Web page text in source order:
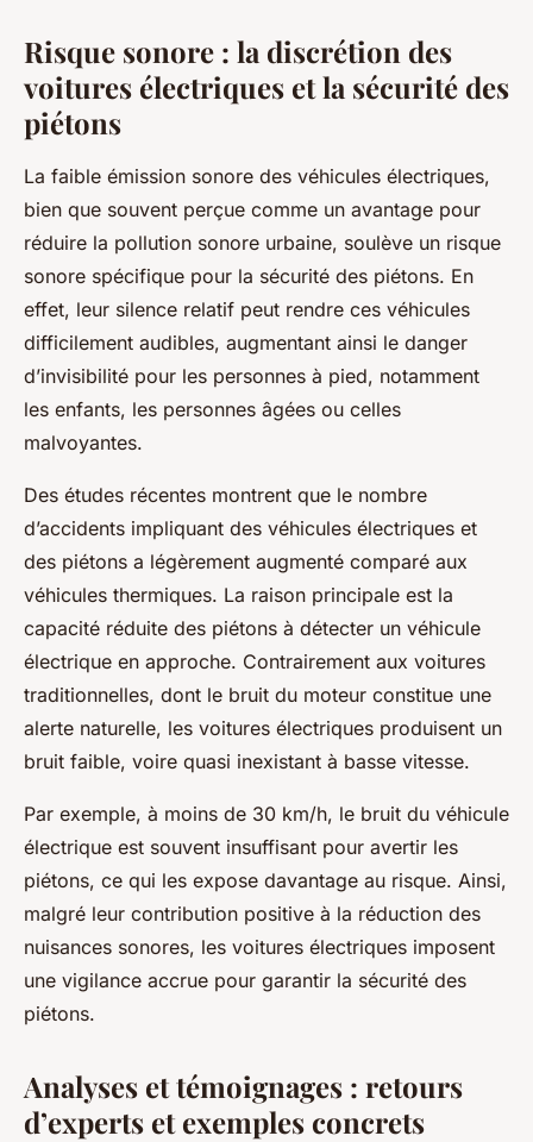
Risque sonore : la discrétion des
voitures électriques et la sécurité des
piétons
La faible émission sonore des véhicules électriques,
bien que souvent perçue comme un avantage pour
réduire la pollution sonore urbaine, soulève un risque
sonore spécifique pour la sécurité des piétons. En
effet, leur silence relatif peut rendre ces véhicules
difficilement audibles, augmentant ainsi le danger
d’invisibilité pour les personnes à pied, notamment
les enfants, les personnes âgées ou celles
malvoyantes.
Des études récentes montrent que le nombre
d’accidents impliquant des véhicules électriques et
des piétons a légèrement augmenté comparé aux
véhicules thermiques. La raison principale est la
capacité réduite des piétons à détecter un véhicule
électrique en approche. Contrairement aux voitures
traditionnelles, dont le bruit du moteur constitue une
alerte naturelle, les voitures électriques produisent un
bruit faible, voire quasi inexistant à basse vitesse.
Par exemple, à moins de 30 km/h, le bruit du véhicule
électrique est souvent insuffisant pour avertir les
piétons, ce qui les expose davantage au risque. Ainsi,
malgré leur contribution positive à la réduction des
nuisances sonores, les voitures électriques imposent
une vigilance accrue pour garantir la sécurité des
piétons.
Analyses et témoignages : retours
d’experts et exemples concrets